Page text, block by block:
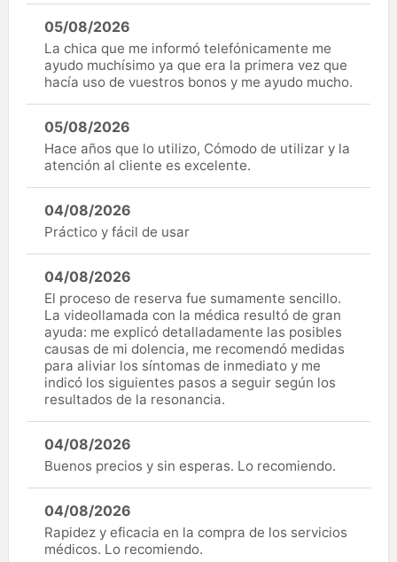
05/08/2026
La chica que me informó telefónicamente me
ayudo muchísimo ya que era la primera vez que
hacía uso de vuestros bonos y me ayudo mucho.
05/08/2026
Hace años que lo utilizo, Cómodo de utilizar y la
atención al cliente es excelente.
04/08/2026
Práctico y fácil de usar
04/08/2026
El proceso de reserva fue sumamente sencillo.
La videollamada con la médica resultó de gran
ayuda: me explicó detalladamente las posibles
causas de mi dolencia, me recomendó medidas
para aliviar los síntomas de inmediato y me
indicó los siguientes pasos a seguir según los
resultados de la resonancia.
04/08/2026
Buenos precios y sin esperas. Lo recomiendo.
04/08/2026
Rapidez y eficacia en la compra de los servicios
médicos. Lo recomiendo.